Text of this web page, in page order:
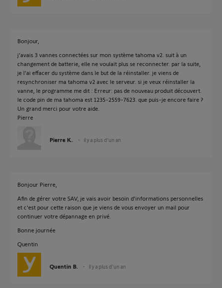
Bonjour,
j'avais 3 vannes connectées sur mon système tahoma v2. suit à un
changement de batterie, elle ne voulait plus se reconnecter. par la suite,
je l'ai effacer du système dans le but de la réinstaller. je viens de
resynchroniser ma tahoma v2 avec le serveur. si je veux réinstaller la
vanne, le programme me dit : Erreur: pas de nouveau produit découvert.
le code pin de ma tahoma est 1235-2559-7623. que puis-je encore faire ?
Un grand merci pour votre aide.
Pierre
Pierre K. il y a plus d'un an
Bonjour Pierre,
Afin de gérer votre SAV, je vais avoir besoin d'informations personnelles
et c'est pour cette raison que je viens de vous envoyer un mail pour
continuer votre dépannage en privé.
Bonne journée
Quentin
Quentin B. il y a plus d'un an